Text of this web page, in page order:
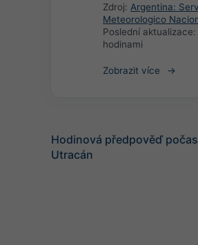
Zdroj: Argentina:
Meteorologico
Poslední aktualizace:
hodinami
Zobrazit více
Hodinová předpověď
Utracán